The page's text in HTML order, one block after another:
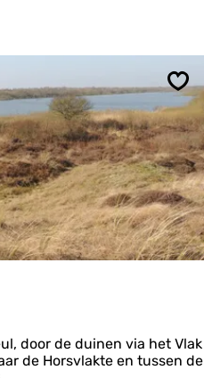
door de duinen via het Vlak
de Horsvlakte en tussen de